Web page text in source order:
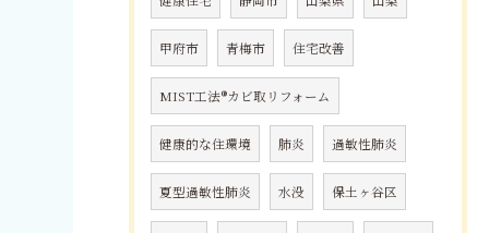
甲府市 青梅市 住宅改善
MIST工法®カビ取リフォーム
健康的な住環境 肺炎 過敏性肺炎
夏型過敏性肺炎 水没 保土ヶ谷区